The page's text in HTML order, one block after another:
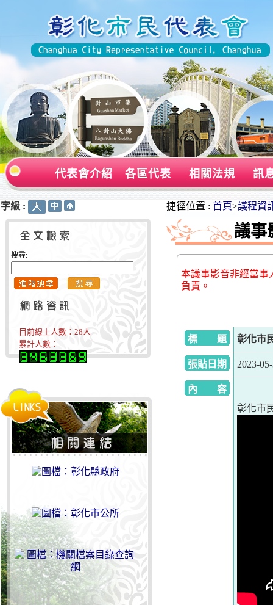
代表會介紹 各區代表 相關法規 訊
字級 :
搜尋:
目前線上人數： 28人
累計人數：
捷徑位置 : 首頁>議程資
議事
本議事影音非經當事
負責。
標 題 彰化市
張貼日期 2023-
內 容
彰化市